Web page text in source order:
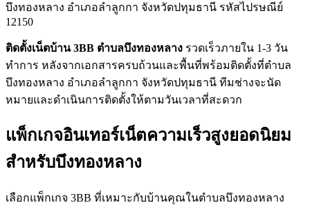
บึงทองหลาง อำเภอลำลูกกา จังหวัดปทุมธานี รหัสไปรษณีย์
12150
ติดตั้งเน็ตบ้าน 3BB ตำบลบึงทองหลาง รวดเร็วภายใน 1-3 วัน
ทำการ หลังจากเอกสารครบถ้วนและพื้นที่พร้อมติดตั้งที่ตำบล
บึงทองหลาง อำเภอลำลูกกา จังหวัดปทุมธานี ทีมช่างจะนัด
หมายและดำเนินการติดตั้งให้ตามวันเวลาที่สะดวก
แพ็กเกจอินเทอร์เน็ตความเร็วสูงยอดนิยม
สำหรับบึงทองหลาง
เลือกแพ็กเกจ 3BB ที่เหมาะกับบ้านคุณในตำบลบึงทองหลาง